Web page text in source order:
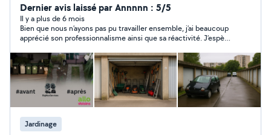
pour l'entretien complet de vos extérieurs : Tonte de
pelouse Taille de haies Débroussaillage Plantation &
entretien de jardin Petits bricolages extérieurs
(montage, réparations simples, etc.) J'ai mon propre
matériel professionnel pour un travail soigné et rapide.
Je suis sérieux, ponctuel, réactif et toujours à l'écoute.
J'interviens autour de Massy, Antony, Fresnes, Verrières
et alentours. N'hésitez pas à me contacter : un coup de
main entre voisins peut faire toute la différence !
#Jardinage #Tonte #Débroussaillage #PetitsTravaux
#VoisinSérieux #Location #Outillage #Pro #Reactif
Dernier avis laissé par Annnnn : 5/5
Il y a plus de 6 mois
Bien que nous n’ayons pas pu travailler ensemble, j’ai beaucoup
apprécié son professionnalisme ainsi que sa réactivité. J’espère
projet, très bientôt.
Jardinage